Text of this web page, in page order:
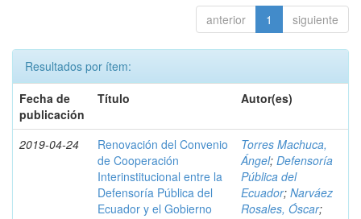
anterior 1 siguiente
Resultados por ítem:
Fecha de
publicación
Título Autor(es)
2019-04-24
Renovación del Convenio
de Cooperación
Interinstitucional entre la
Defensoría Pública del
Ecuador y el Gobierno
Torres Machuca,
Ángel; Defensoría
Pública del
Ecuador; Narváez
Rosales, Óscar;